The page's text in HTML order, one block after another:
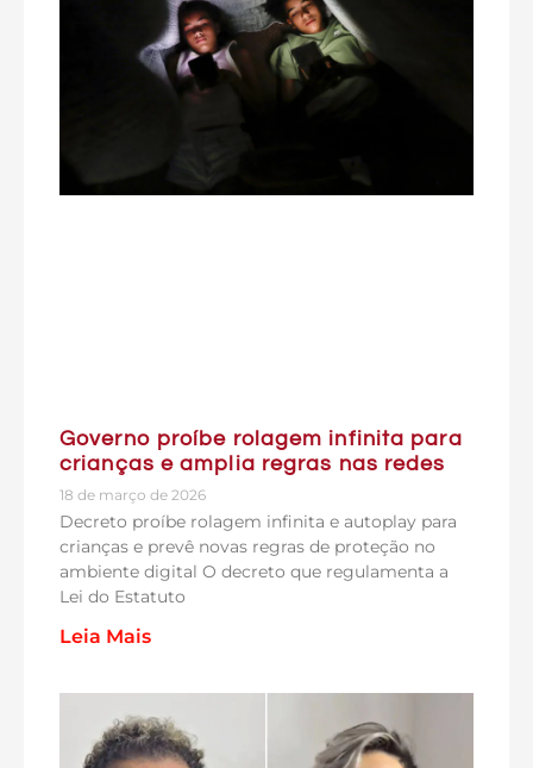
Governo proíbe rolagem infinita para
crianças e amplia regras nas redes
18 de março de 2026
Decreto proíbe rolagem infinita e autoplay para
crianças e prevê novas regras de proteção no
ambiente digital O decreto que regulamenta a
Lei do Estatuto
Leia Mais